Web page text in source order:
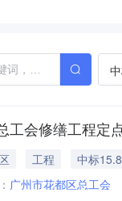
工会修缮工程定
工程
中标
广州市花都区总工会